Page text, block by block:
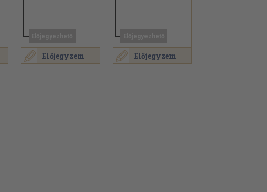
Előjegyzem Előjegyzem